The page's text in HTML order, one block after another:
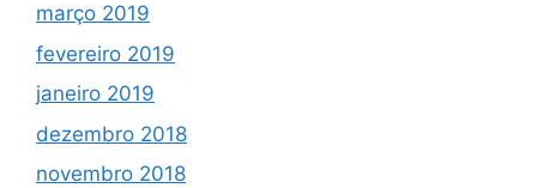
março 2019
fevereiro 2019
janeiro 2019
dezembro 2018
novembro 2018